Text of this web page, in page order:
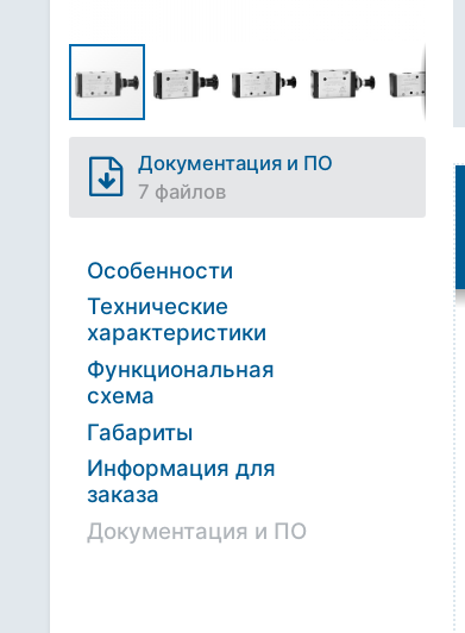
Документация и ПО
7 файлов
Особенности
Технические
характеристики
Функциональная
схема
Габариты
Информация для
заказа
Документация и ПО